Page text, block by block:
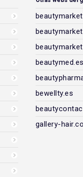
beautymed.es
bewellty.es
gallery-